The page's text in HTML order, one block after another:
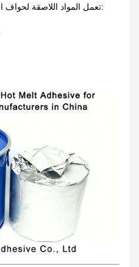
تعمل المواد اللاصقة لحواف البولي يوريثان على تحسين ما يلي: